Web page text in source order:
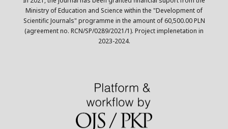
Ministry of Education and Science within the "Development of
Scientific Journals" programme in the amount of 60,500.00 PLN
(agreement no. RCN/SP/0289/2021/1). Project implenetation in
2023-2024.